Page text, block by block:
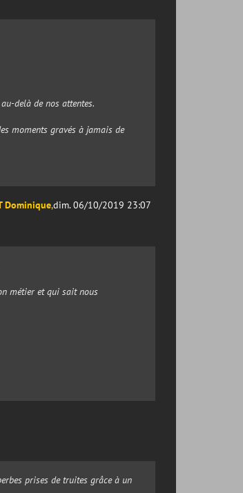
delà de nos attentes.
moments gravés à jamais de
Dominique,dim. 06/10/2019 23:07
métier et qui sait nous
prises de truites grâce à un